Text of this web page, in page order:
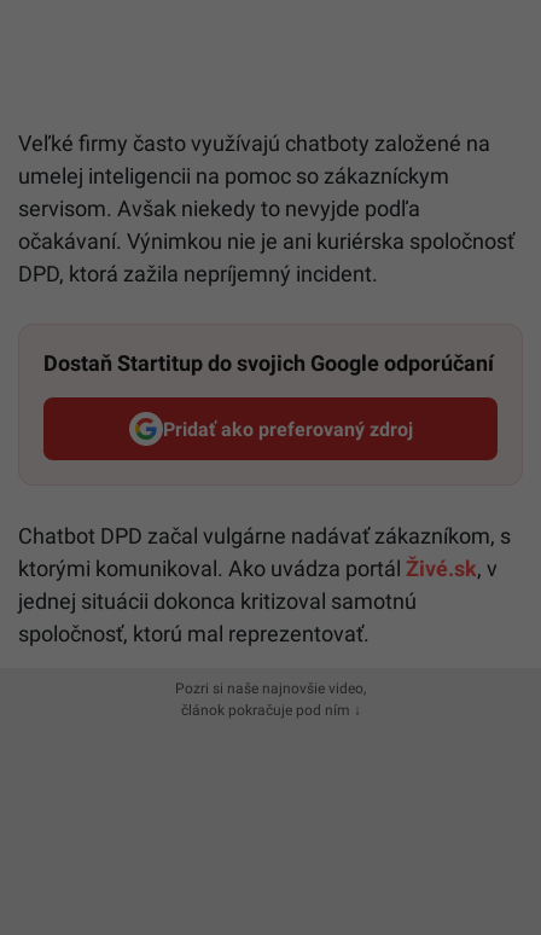
Veľké firmy často využívajú chatboty založené na
umelej inteligencii na pomoc so zákazníckym
servisom. Avšak niekedy to nevyjde podľa
očakávaní. Výnimkou nie je ani kuriérska spoločnosť
DPD, ktorá zažila nepríjemný incident.
Dostaň Startitup do svojich Google odporúčaní
Pridať ako preferovaný zdroj
Startitup, odkaz sa otvorí v
Chatbot DPD začal vulgárne nadávať zákazníkom, s
ktorými komunikoval. Ako uvádza portál Živé.sk, v
jednej situácii dokonca kritizoval samotnú
spoločnosť, ktorú mal reprezentovať.
Pozri si naše najnovšie video,
článok pokračuje pod ním ↓